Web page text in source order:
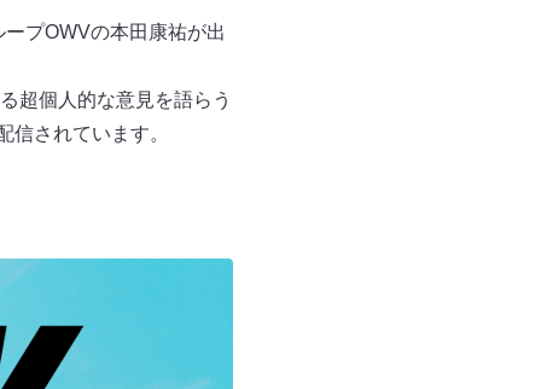
プOWVの本田康祐が出
超個人的な意見を語らう
されています。